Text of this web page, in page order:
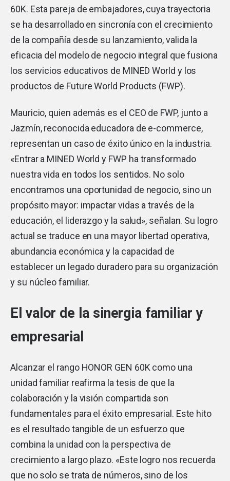
60K. Esta pareja de embajadores, cuya trayectoria
se ha desarrollado en sincronía con el crecimiento
de la compañía desde su lanzamiento, valida la
eficacia del modelo de negocio integral que fusiona
los servicios educativos de MINED World y los
productos de Future World Products (FWP).
Mauricio, quien además es el CEO de FWP, junto a
Jazmín, reconocida educadora de e-commerce,
representan un caso de éxito único en la industria.
«Entrar a MINED World y FWP ha transformado
nuestra vida en todos los sentidos. No solo
encontramos una oportunidad de negocio, sino un
propósito mayor: impactar vidas a través de la
educación, el liderazgo y la salud», señalan. Su logro
actual se traduce en una mayor libertad operativa,
abundancia económica y la capacidad de
establecer un legado duradero para su organización
y su núcleo familiar.
El valor de la sinergia familiar y
empresarial
Alcanzar el rango HONOR GEN 60K como una
unidad familiar reafirma la tesis de que la
colaboración y la visión compartida son
fundamentales para el éxito empresarial. Este hito
es el resultado tangible de un esfuerzo que
combina la unidad con la perspectiva de
crecimiento a largo plazo. «Este logro nos recuerda
que no solo se trata de números, sino de los